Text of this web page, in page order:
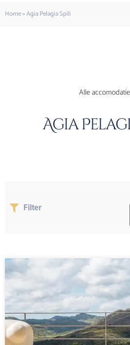
Home»Agia Pelagia Spili
Alle
Agia
Filter